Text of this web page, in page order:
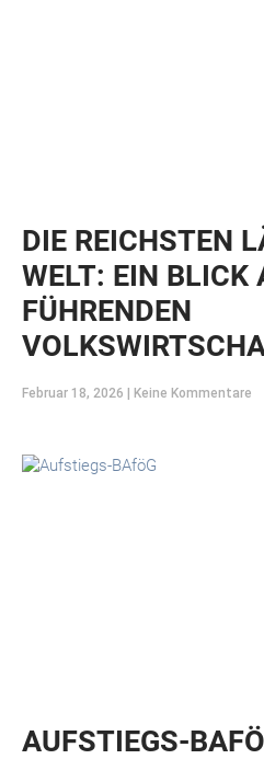
DIE REICHSTEN
WELT: EIN BLICK
FÜHRENDEN
Februar 18, 2026 Keine Kommentare
AUFSTIEGS-